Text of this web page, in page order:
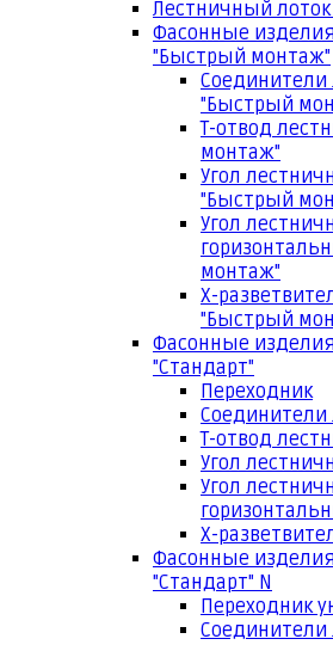
Лестничный лоток
Фасонные
"Быстрый монтаж"
Соединители
"Быстрый
Т-отвод
монтаж"
Угол
"Быстрый
Угол
монтаж"
Х-
"Быстрый
Фасонные
"Стандарт"
Переходник
Соединители
Т-отвод
Угол
Угол
Х-
Фасонные
"Стандарт" N
Переходник
Соединители